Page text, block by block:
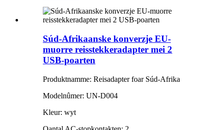
Súd-Afrikaanske konverzje EU-
muorre reisstekkeradapter mei 2
USB-poarten
Produktnamme: Reisadapter foar Súd-Afrika
Modelnûmer: UN-D004
Kleur: wyt